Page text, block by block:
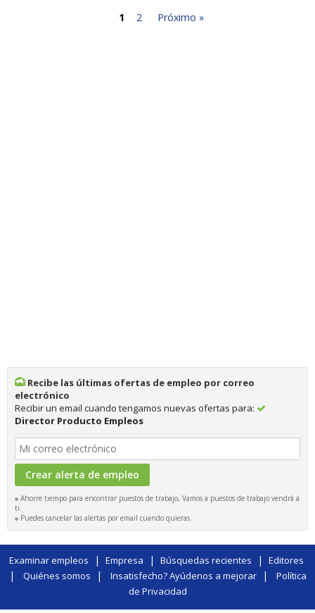
1 2 Próximo »
Recibe las últimas ofertas de empleo por correo
electrónico
Recibir un email cuando tengamos nuevas ofertas para:
Director Producto Empleos
Ahorre tiempo para encontrar puestos de trabajo, Vamos a puestos de trabajo vendrá a
ti.
Puedes cancelar las alertas por email cuando quieras.
Examinar empleos | Empresa | Búsquedas recientes | Editores
| Quiénes somos | Insatisfecho? Ayúdenos a mejorar|
Política
de Privacidad